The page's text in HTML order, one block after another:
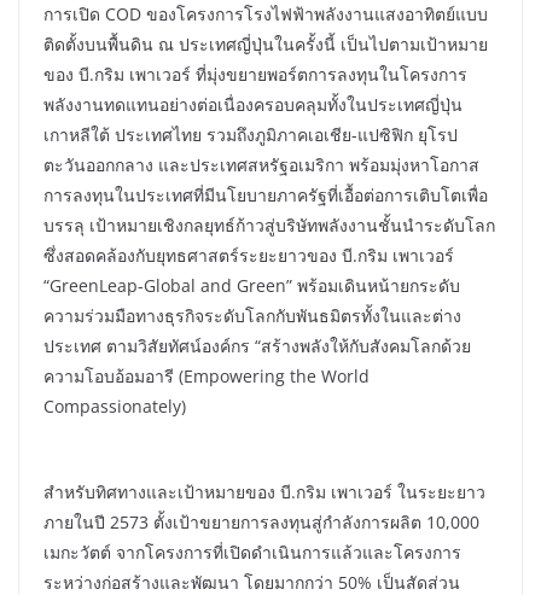
การเปิด COD ของโครงการโรงไฟฟ้าพลังงานแสงอาทิตย์แบบ
ติดตั้งบนพื้นดิน ณ ประเทศญี่ปุ่นในครั้งนี้ เป็นไปตามเป้าหมาย
ของ บี.กริม เพาเวอร์ ที่มุ่งขยายพอร์ตการลงทุนในโครงการ
พลังงานทดแทนอย่างต่อเนื่องครอบคลุมทั้งในประเทศญี่ปุ่น
เกาหลีใต้ ประเทศไทย รวมถึงภูมิภาคเอเชีย-แปซิฟิก ยุโรป
ตะวันออกกลาง และประเทศสหรัฐอเมริกา พร้อมมุ่งหาโอกาส
การลงทุนในประเทศที่มีนโยบายภาครัฐที่เอื้อต่อการเติบโตเพื่อ
บรรลุ เป้าหมายเชิงกลยุทธ์ก้าวสู่บริษัทพลังงานชั้นนำระดับโลก
ซึ่งสอดคล้องกับยุทธศาสตร์ระยะยาวของ บี.กริม เพาเวอร์
“GreenLeap-Global and Green” พร้อมเดินหน้ายกระดับ
ความร่วมมือทางธุรกิจระดับโลกกับพันธมิตรทั้งในและต่าง
ประเทศ ตามวิสัยทัศน์องค์กร “สร้างพลังให้กับสังคมโลกด้วย
ความโอบอ้อมอารี (Empowering the World
Compassionately)
สำหรับทิศทางและเป้าหมายของ บี.กริม เพาเวอร์ ในระยะยาว
ภายในปี 2573 ตั้งเป้าขยายการลงทุนสู่กำลังการผลิต 10,000
เมกะวัตต์ จากโครงการที่เปิดดำเนินการแล้วและโครงการ
ระหว่างก่อสร้างและพัฒนา โดยมากกว่า 50% เป็นสัดส่วน